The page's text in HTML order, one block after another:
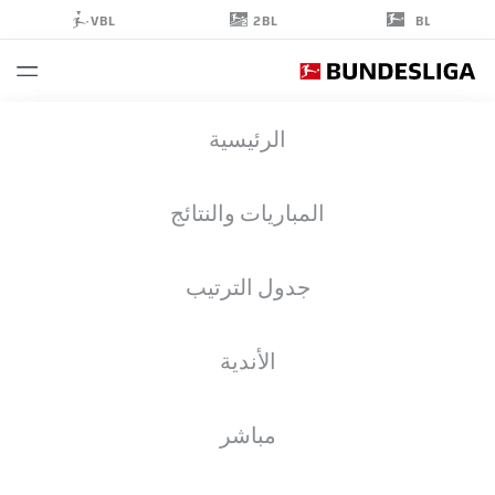
BL
2BL
VBL
الرئيسية
المباريات والنتائج
جدول الترتيب
الأندية
مباشر